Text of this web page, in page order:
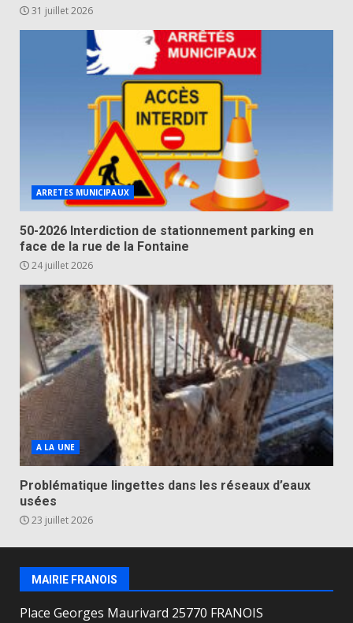
31 juillet 2026
ARRETES MUNICIPAUX
50-2026 Interdiction de stationnement parking en
face de la rue de la Fontaine
24 juillet 2026
A LA UNE
Problématique lingettes dans les réseaux d’eaux
usées
23 juillet 2026
MAIRIE FRANOIS
Place Georges Maurivard 25770 FRANOIS